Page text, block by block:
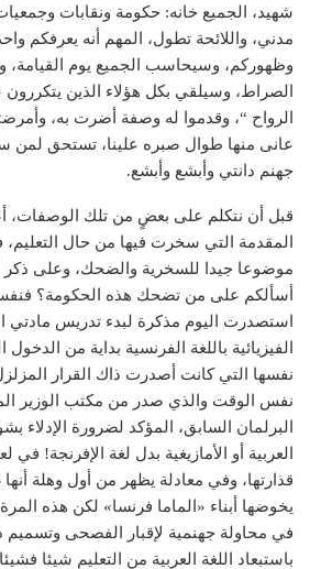
شهيد، الجميع خانه: حكومة ونقابات
مدني، واللائحة تطول، المهم أنه يعرفكم
وظهوركم، وسيحاسب الجميع يوم
الصراط، وسيلقي بكل هؤلاء الذين يتكررون
الرواح “، وقدموا له وصفة أضرت به،
عانى منها طوال صبره علينا، تستحق لمن
جهنم دانتي وأبشع وأبشع.
قبل أن نتكلم على بعضٍ من تلك الوصفات،
المقدمة التي سخرت فيها من حال التعليم،
موضوعا جيدا للسخرية والضحك، وعلى ذكر
أسألكم على من تضحك هذه الحكومة؟
استصدرت اليوم مذكرة لبدء تدريس مادتي
الفيزيائية باللغة الفرنسية بداية من
نفسها التي كانت أصدرت ذاك القرار
نفس الوقت والذي صدر من مكتب الوزير
البرلمان السابق، المؤكد لضرورة الإدلاء
العربية أو الأمازيغية بدل لغة الإفرنجة!
قذارتها، وفي معادلة يظهر من أول وهلة أنها
يخوضها أبناء «الماما فرنسا» لكن هذه
في محاولة جهنمية لإقبار الفصحى وتسميم
باستبعاد اللغة العربية من التعليم شيئا